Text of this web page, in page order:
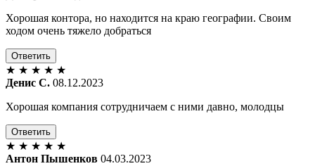
Хорошая контора, но находится на краю географии. Своим
ходом очень тяжело добраться
Ответить
★ ★ ★ ★ ★
Денис С. 08.12.2023
Хорошая компания сотрудничаем с ними давно, молодцы
Ответить
★ ★ ★ ★ ★
Антон Пышенков 04.03.2023